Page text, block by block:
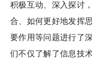
积极互动、深入探讨
合、如何更好地发挥
要作用等问题进行了
们不仅了解了信息技